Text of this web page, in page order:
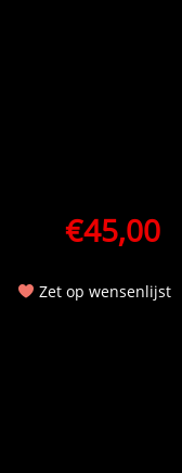
€45,00
Zet op wensenlijst